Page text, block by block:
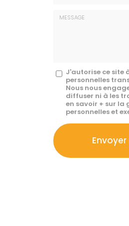
Message
J'autorise ce site
personnelles
Nous nous
diffuser ni à les
en savoir + sur la
personnelles et
Acceptation
RGPD
*